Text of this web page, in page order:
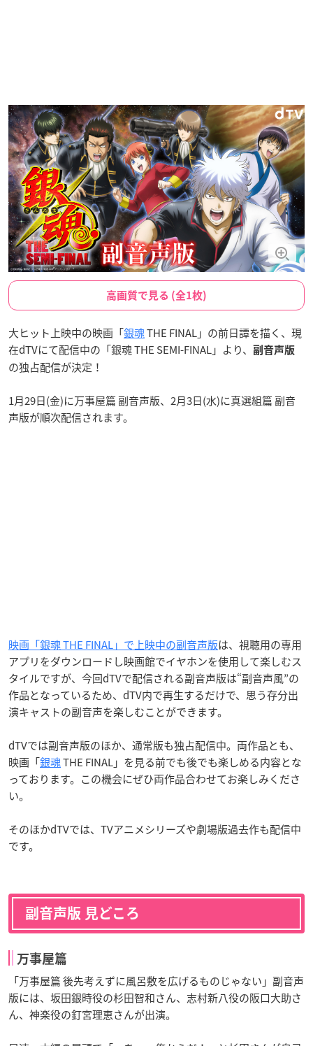
高画質で見る (全1枚)
大ヒット上映中の映画「銀魂THE FINAL」の前日譚を描く、現
在dTVにて配信中の「銀魂 THE SEMI-FINAL」より、
副音声版
の独占配信が決定！
1月29日(金)に万事屋篇 副音声版、2月3日(水)に真選組篇 副音
声版が順次配信されます。
映画「銀魂 THE FINAL」で上映中の副音声版は、視聴用の専用
アプリをダウンロードし映画館でイヤホンを使用して楽しむス
タイルですが、今回dTVで配信される副音声版は“副音声風”の
作品となっているため、dTV内で再生するだけで、思う存分出
演キャストの副音声を楽しむことができます。
dTVでは副音声版のほか、通常版も独占配信中。両作品とも、
映画「銀魂THE FINAL」を見る前でも後でも楽しめる内容とな
っております。この機会にぜひ両作品合わせてお楽しみくださ
い。
そのほかdTVでは、TVアニメシリーズや劇場版過去作も配信中
です。
副音声版 見どころ
万事屋篇
「万事屋篇 後先考えずに風呂敷を広げるものじゃない」副音声
版には、坂田銀時役の杉田智和さん、志村新八役の阪口大助さ
ん、神楽役の釘宮理恵さんが出演。